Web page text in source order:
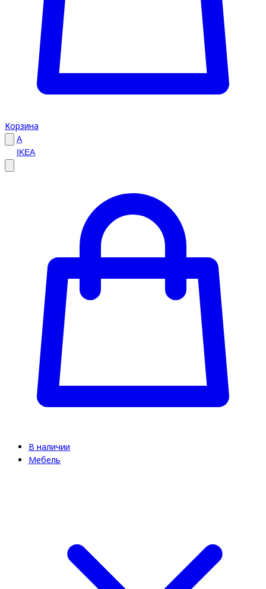
Корзина
A
IKEA
В наличии
Мебель